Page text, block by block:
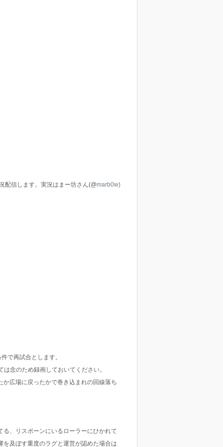
配信します。実況はまー坊さん(@marb0w)
で再試合とします。
念のため録画しておいてください。
広場に戻ったかで巻き込まれの回線落ち
、リスポーンにいるローラーにひかれて
及ぼす重度のラグと運営が認めた場合は